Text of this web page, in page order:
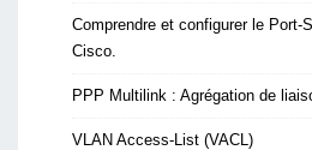
Comprendre et configurer le Port-
Cisco.
PPP Multilink : Agrégation de
VLAN Access-List (VACL)